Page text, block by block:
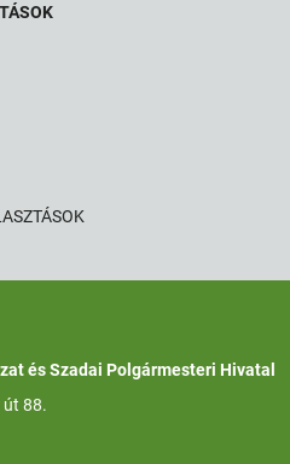
és Szadai Polgármesteri Hivatal
út 88.